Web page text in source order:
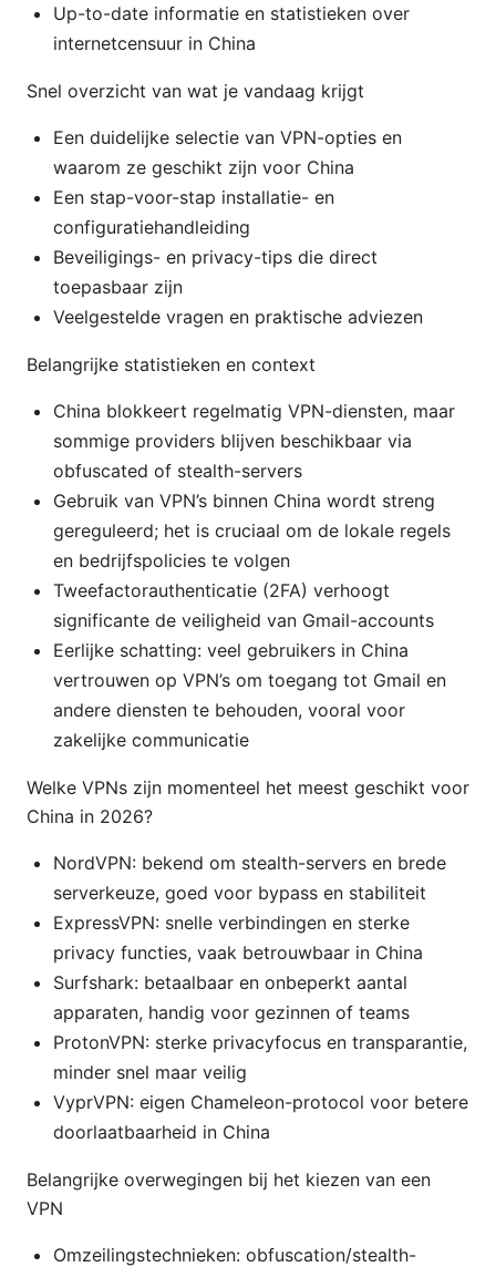
Up-to-date informatie en statistieken over
internetcensuur in China
Snel overzicht van wat je vandaag krijgt
Een duidelijke selectie van VPN-opties en
waarom ze geschikt zijn voor China
Een stap-voor-stap installatie- en
configuratiehandleiding
Beveiligings- en privacy-tips die direct
toepasbaar zijn
Veelgestelde vragen en praktische adviezen
Belangrijke statistieken en context
China blokkeert regelmatig VPN-diensten, maar
sommige providers blijven beschikbaar via
obfuscated of stealth-servers
Gebruik van VPN’s binnen China wordt streng
gereguleerd; het is cruciaal om de lokale regels
en bedrijfspolicies te volgen
Tweefactorauthenticatie (2FA) verhoogt
significante de veiligheid van Gmail-accounts
Eerlijke schatting: veel gebruikers in China
vertrouwen op VPN’s om toegang tot Gmail en
andere diensten te behouden, vooral voor
zakelijke communicatie
Welke VPNs zijn momenteel het meest geschikt voor
China in 2026?
NordVPN: bekend om stealth-servers en brede
serverkeuze, goed voor bypass en stabiliteit
ExpressVPN: snelle verbindingen en sterke
privacy functies, vaak betrouwbaar in China
Surfshark: betaalbaar en onbeperkt aantal
apparaten, handig voor gezinnen of teams
ProtonVPN: sterke privacyfocus en transparantie,
minder snel maar veilig
VyprVPN: eigen Chameleon-protocol voor betere
doorlaatbaarheid in China
Belangrijke overwegingen bij het kiezen van een
VPN
Omzeilingstechnieken: obfuscation/stealth-